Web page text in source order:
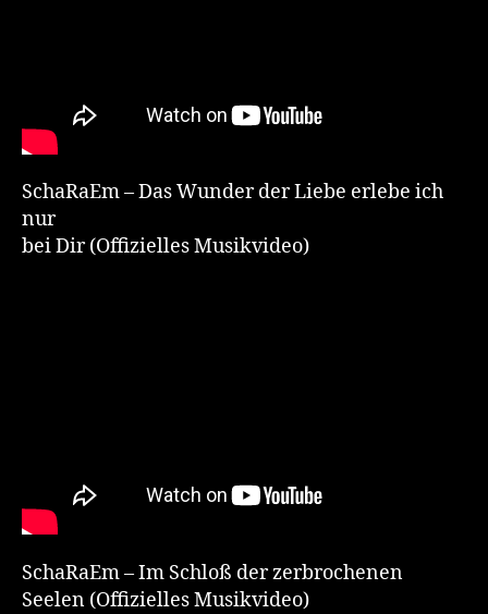
SchaRaEm – Das Wunder der Liebe erlebe ich
nur
bei Dir (Offizielles Musikvideo)
SchaRaEm – Im Schloß der zerbrochenen
Seelen (Offizielles Musikvideo)